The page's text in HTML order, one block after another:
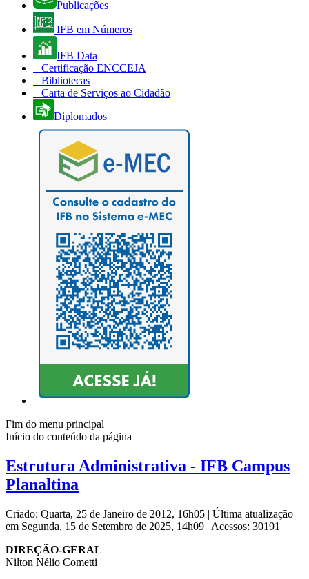
Publicações
IFB em Números
IFB Data
Certificação ENCCEJA
Bibliotecas
Carta de Serviços ao Cidadão
Diplomados
Fim do menu principal
Início do conteúdo da página
Estrutura Administrativa - IFB Campus
Planaltina
Criado: Quarta, 25 de Janeiro de 2012, 16h05 | Última atualização
em Segunda, 15 de Setembro de 2025, 14h09 | Acessos: 30191
DIREÇÃO-GERAL
Nilton Nélio Cometti